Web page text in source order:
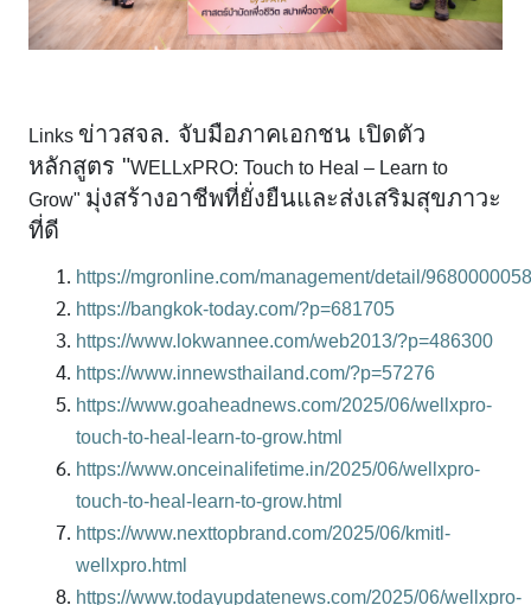
Links ข่าวสจล. จับมือภาคเอกชน เปิดตัว
หลักสูตร "WELLxPRO: Touch to Heal – Learn to
Grow" มุ่งสร้างอาชีพที่ยั่งยืนและส่งเสริมสุขภาวะ
ที่ดี
https://mgronline.com/management/detail/
https://bangkok-today.com/?p=681705
https://www.lokwannee.com/web2013/?p=486300
https://www.innewsthailand.com/?p=57276
https://www.goaheadnews.com/2025/06/wellxpro-
touch-to-heal-learn-to-grow.html
https://www.onceinalifetime.in/2025/06/wellxpro-
touch-to-heal-learn-to-grow.html
https://www.nexttopbrand.com/2025/06/kmitl-
wellxpro.html
https://www.todayupdatenews.com/2025/06/wellxpro-